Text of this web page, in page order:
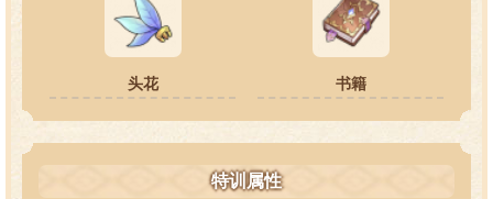
头花 书籍
特训属性